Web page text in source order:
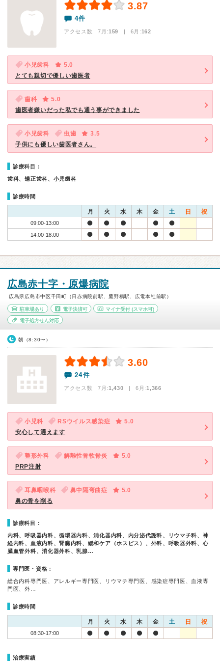
3.87
4件
アクセス数 7月:159 | 6月:162
小児歯科
5.0
とても親切で優しい歯医者
歯科
5.0
歯医者嫌いだった私でも通う事ができました
小児歯科 虫歯
3.5
子供にも優しい歯医者さん。
診療科目：
歯科、矯正歯科、小児歯科
診療時間
月 火 水 木 金 土 日 祝
09:00-13:00
14:00-18:00
広島赤十字・原爆病院
広島県広島市中区千田町（日赤病院前駅、鷹野橋駅、広電本社前駅）
駐車場あり 電子決済可 マイナ受付 (スマホ可)
電子処方せん対応
朝（8:30〜）
3.60
24件
アクセス数 7月:1,430 | 6月:1,366
小児科 RSウイルス感染症
5.0
安心して通えます
整形外科 解離性骨軟骨炎
5.0
PRP注射
耳鼻咽喉科 鼻中隔弯曲症
5.0
鼻の骨を削る
診療科目：
内科、呼吸器内科、循環器内科、消化器内科、内分泌代謝科、リウマチ科、神
経内科、血液内科、腎臓内科、緩和ケア（ホスピス）、外科、呼吸器外科、心
臓血管外科、消化器外科、乳腺…
専門医・資格：
総合内科専門医、アレルギー専門医、リウマチ専門医、感染症専門医、血液専
門医、外…
診療時間
月 火 水 木 金 土 日 祝
08:30-17:00
治療実績